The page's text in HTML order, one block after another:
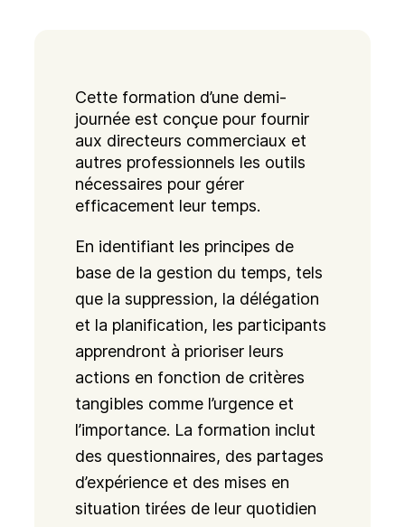
Cette formation d’une demi-
journée est conçue pour fournir
aux directeurs commerciaux et
autres professionnels les outils
nécessaires pour gérer
efficacement leur temps.
En identifiant les principes de
base de la gestion du temps, tels
que la suppression, la délégation
et la planification, les participants
apprendront à prioriser leurs
actions en fonction de critères
tangibles comme l’urgence et
l’importance. La formation inclut
des questionnaires, des partages
d’expérience et des mises en
situation tirées de leur quotidien